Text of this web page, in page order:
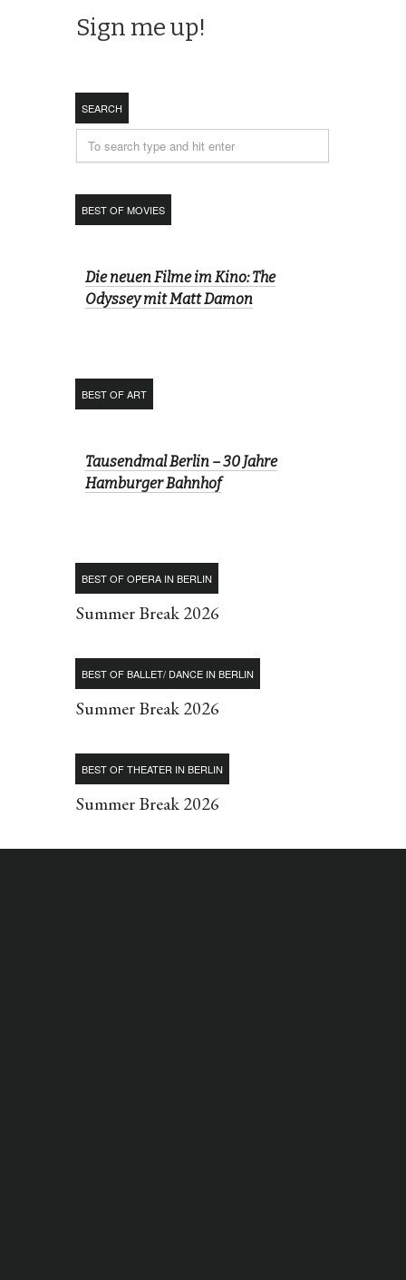
SEARCH
BEST OF MOVIES
Die neuen Filme im Kino: The
Odyssey mit Matt Damon
BEST OF ART
Tausendmal Berlin – 30 Jahre
Hamburger Bahnhof
BEST OF OPERA IN BERLIN
Summer Break 2026
BEST OF BALLET/ DANCE IN BERLIN
Summer Break 2026
BEST OF THEATER IN BERLIN
Summer Break 2026